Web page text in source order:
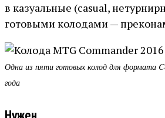
в казуальные (casual,
готовыми колодами —
Одна из пяти готовых колод для формата
года